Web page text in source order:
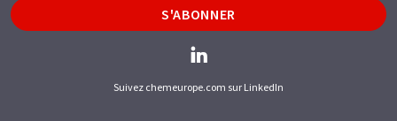
S'ABONNER
Suivez chemeurope.com sur LinkedIn